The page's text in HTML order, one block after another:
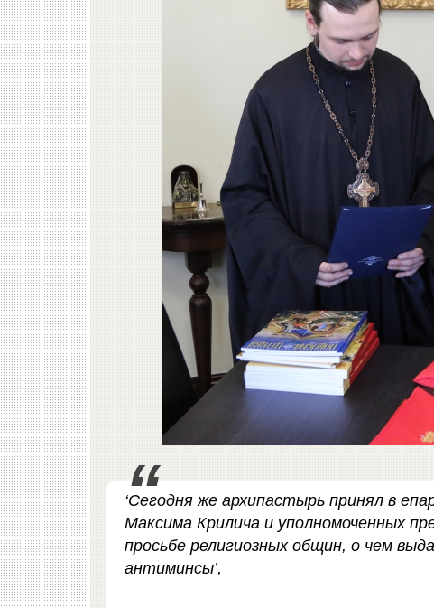
‘Сегодня же архипастырь принял в
Максима Крилича и уполномоченных
просьбе религиозных общин, о чем
антиминсы’,